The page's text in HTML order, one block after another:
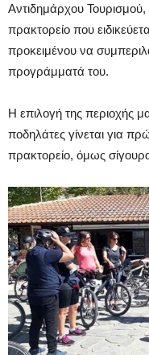
Αντιδημάρχου
πρακτορείο που
προκειμένου να
προγράμματά του.
Η επιλογή της περιοχής
ποδηλάτες γίνεται για
πρακτορείο, όμως